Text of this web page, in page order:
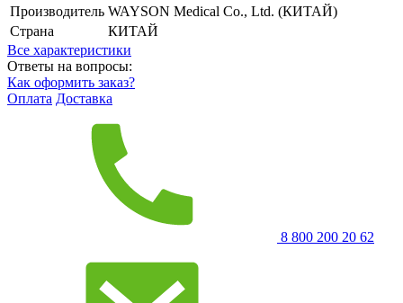
Производитель WAYSON Medical Co., Ltd. (КИТАЙ)
Страна
КИТАЙ
Все характеристики
Ответы на вопросы:
Как оформить заказ?
Оплата Доставка
8 800 200 20 62